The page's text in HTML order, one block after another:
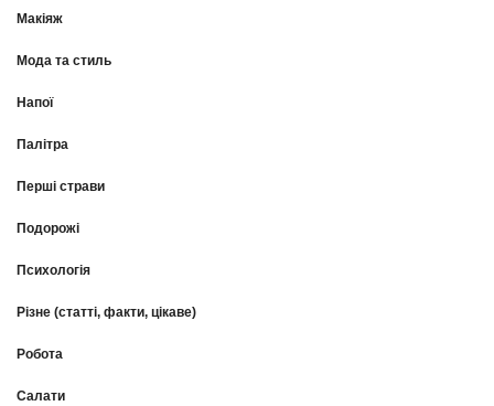
Макіяж
Мода та стиль
Напої
Палітра
Перші страви
Подорожі
Психологія
Різне (статті, факти, цікаве)
Робота
Салати